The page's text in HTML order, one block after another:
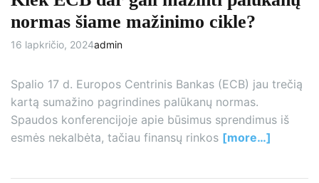
normas šiame mažinimo cikle?
16 lapkričio, 2024admin
Spalio 17 d. Europos Centrinis Bankas (ECB) jau trečią
kartą sumažino pagrindines palūkanų normas.
Spaudos konferencijoje apie būsimus sprendimus iš
esmės nekalbėta, tačiau finansų rinkos [more…]